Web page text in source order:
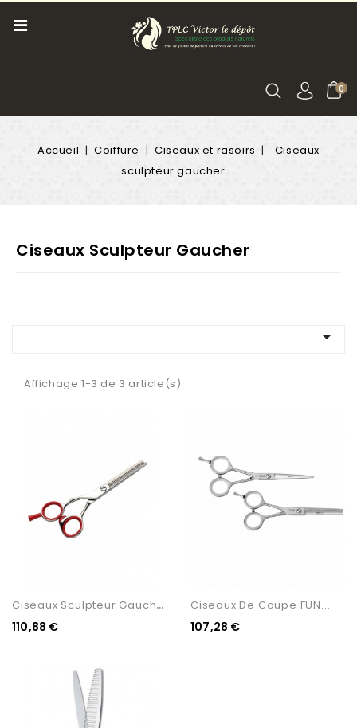
0
Accueil Coiffure Ciseaux et rasoirs
Ciseaux
sculpteur gaucher
Ciseaux Sculpteur Gaucher

Affichage 1-3 de 3 article(s)
C
Iseaux Sculpteur Gaucher...
110,88 €
Ciseaux De Coupe FUN...
107,28 €